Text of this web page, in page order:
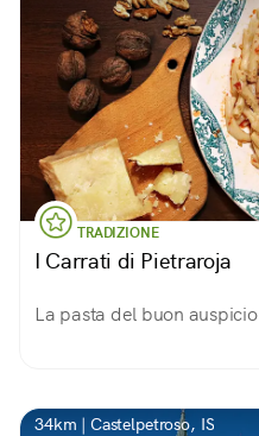
TRADIZIONE
I Carrati di Pietraroja
La pasta del buon auspicio
34km | Castelpetroso, IS